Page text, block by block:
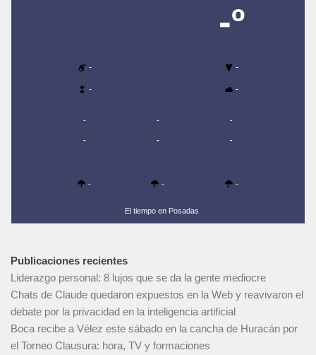
-º
- -
- -
-
-
-
-
-
-
-
-
-
El tiempo en Posadas
Publicaciones recientes
Liderazgo personal: 8 lujos que se da la gente mediocre
Chats de Claude quedaron expuestos en la Web y reavivaron el
debate por la privacidad en la inteligencia artificial
Boca recibe a Vélez este sábado en la cancha de Huracán por
el Torneo Clausura: hora, TV y formaciones